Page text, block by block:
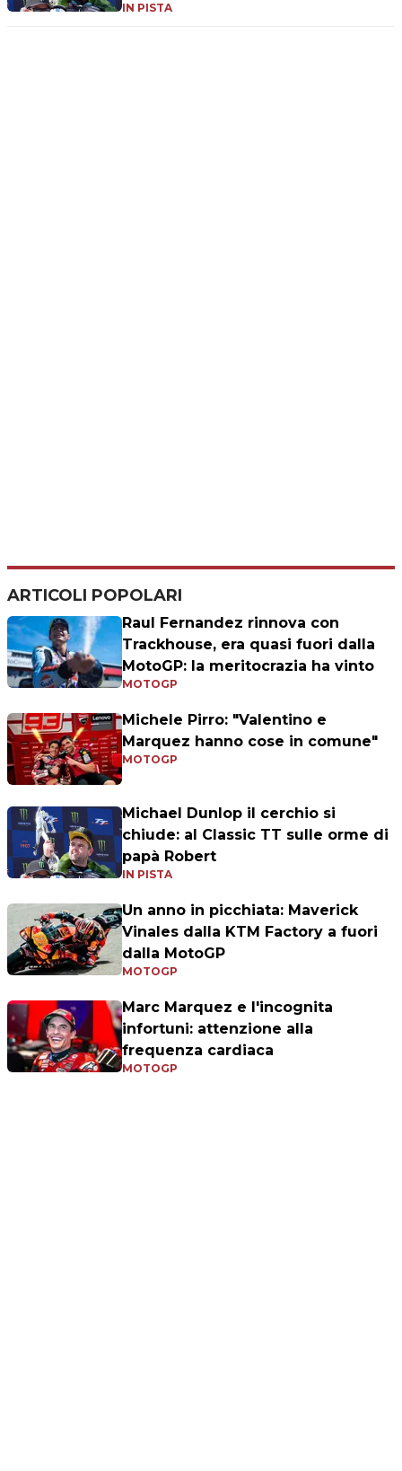
IN PISTA
ARTICOLI POPOLARI
Raul Fernandez rinnova con
Trackhouse, era quasi fuori dalla
MotoGP: la meritocrazia ha vinto
MOTOGP
Michele Pirro: "Valentino e
Marquez hanno cose in comune"
MOTOGP
Michael Dunlop il cerchio si
chiude: al Classic TT sulle orme di
papà Robert
IN PISTA
Un anno in picchiata: Maverick
Vinales dalla KTM Factory a fuori
dalla MotoGP
MOTOGP
Marc Marquez e l'incognita
infortuni: attenzione alla
frequenza cardiaca
MOTOGP